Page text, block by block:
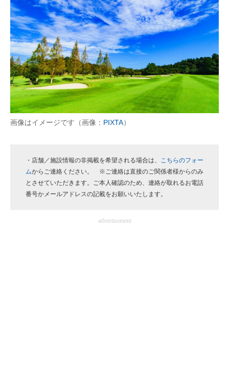
進化するPCとデバイスの未来
好きが集まる 比べて選べる
ビジネスと働き方のヒント
AI活用のいまが分かる
企業ITのトレンドを詳説
経営リーダーのコミュニティ
ITエンジニア向け専門サイト
企業向けIT製品の総合サイト
画像はイメージです（画像： PIXTA）
・店舗／施設情報の非掲載を希望される場合は、 こちらのフォー
ムからご連絡ください。 ※ご連絡は直接のご関係者様からのみ
とさせていただきます。ご本人確認のため、連絡が取れるお電話
番号かメールアドレスの記載をお願いいたします。
advertisement